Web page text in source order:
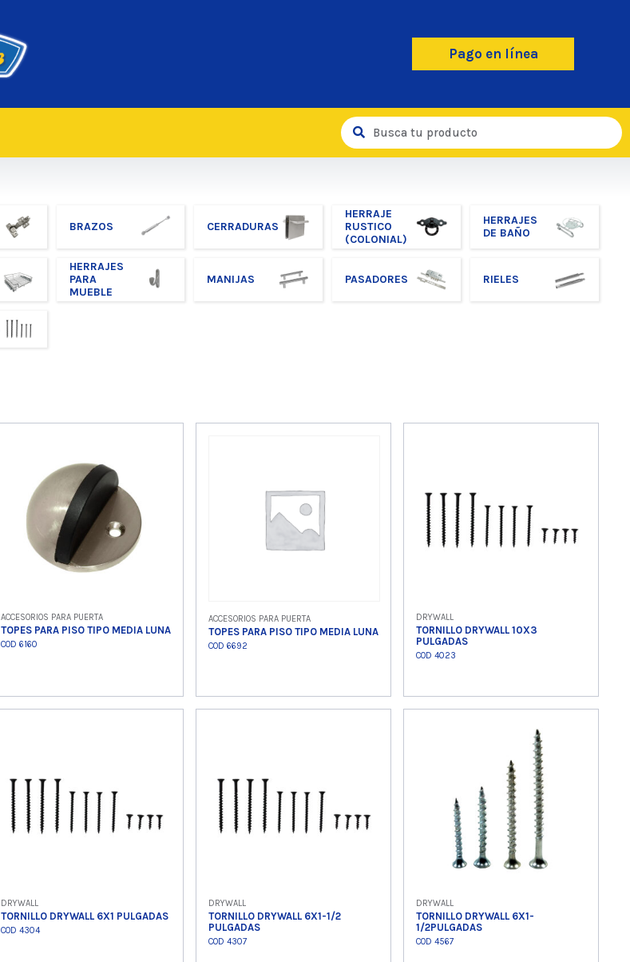
Pago en línea
BRAZOS CERRADURAS
HERRAJE
RUSTICO
(COLONIAL)
HERRAJES
DE BAÑO
HERRAJES
PARA
MUEBLE
MANIJAS PASADORES RIELES
ACCESORIOS PARA PUERTA
TOPES PARA PISO TIPO MEDIA LUNA
COD 6160
ACCESORIOS PARA PUERTA
TOPES PARA PISO TIPO MEDIA LUNA
COD 6692
DRYWALL
TORNILLO DRYWALL 10X3
PULGADAS
COD 4023
DRYWALL
TORNILLO DRYWALL 6X1 PULGADAS
COD 4304
DRYWALL
TORNILLO DRYWALL 6X1-1/2
PULGADAS
COD 4307
DRYWALL
TORNILLO DRYWALL 6X1-
1/2PULGADAS
COD 4567